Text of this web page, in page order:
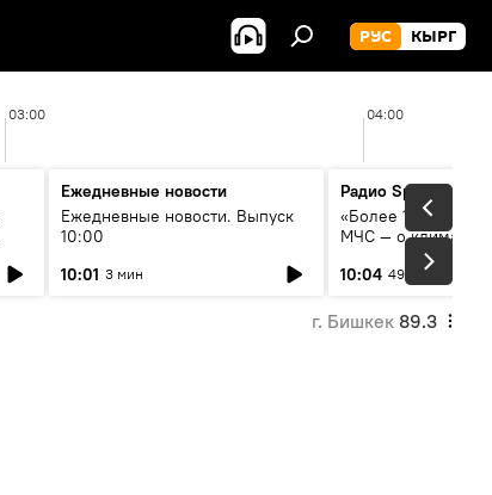
РУС КЫРГ
03:00 04:00
Ежедневные новости
Ежедневные новости. Выпуск
10:00
10:01 3 мин
Радио Sputnik
«Более 1200 сёл в
МЧС — о климате,
системе
населения
10:04 49 мин
г. Бишкек 89.3